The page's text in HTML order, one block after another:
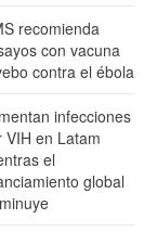
recomienda
con vacuna
contra el ébola
infecciones
VIH en Latam
el
global